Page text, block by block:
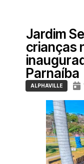
Jardim
crianças
Parnaíba
ALPHAVILLE